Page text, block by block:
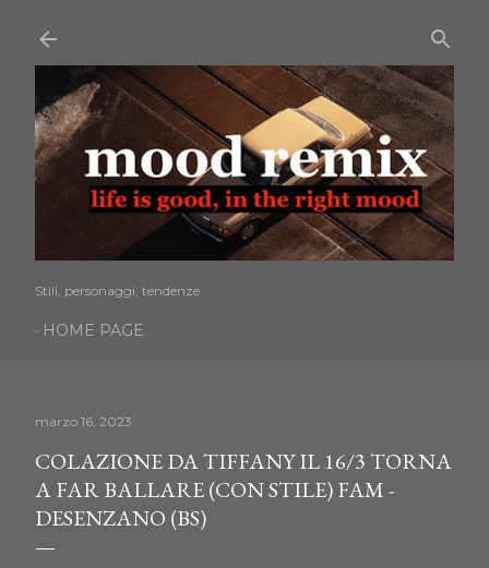
Stili, personaggi, tendenze
HOME PAGE
marzo 16, 2023
COLAZIONE DA TIFFANY IL 16/3 TORNA
A FAR BALLARE (CON STILE) FAM -
DESENZANO (BS)